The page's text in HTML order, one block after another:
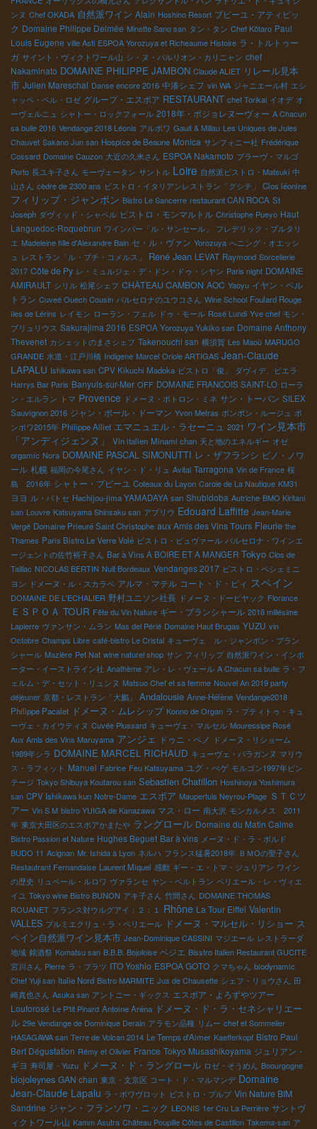
ンヌ Chef OKADA 自然派ワイン Alain Hoshino Resort プピーユ・アティピッ
ク Domaine Philippe Delmée Minette Sano san タン・タン Chef Kôtaro Paul
Louis Eugene ville Asti ESPOA Yorozuya et Richeaume Histoire ラ・トルトゥー
ガ サイント・ヴィクトワール山 シ・ヌ・パルリオン・カリニャン chef
Nakaminato DOMAINE PHILIPPE JAMBON Claude ALIET リレール見本
市 Julien Mareschal Danse encore 2016 中湊シェフ vin WA ジャニエール村 エシ
ャッペ・ベル・ロゼ グループ・エスポア RESTAURANT chef Torikai イオデ オ
ーヴェルニュ シャトー・ロックフォール 2018年・ボジョレヌーヴォー A Chacun
sa bulle 2016 Vendange 2018 Léonis アルボワ Gault & Millau Les Uniques de Jules
Chauvet Sakano Jun san Hospice de Beaune Monica サンフォニー社 Frédérique
Cossard Domaine Cauzon 大近の久米さん ESPOA Nakamoto ブラーヴ・マルゴ
Porto 長ユキ子さん モーヴェータン サントル Loire 自然派ビストロ・Matsuki 中
山さん cèdre de 2300 ans ビストロ・イタリアンレストラン「グシテ」 Clos léonine
フィリップ・ジャンボン Bistro Le Sancerre restaurant CAN ROCA St
Joseph ダヴィッド・シャペル ビストロ・モンマルトル Christophe Pueyo Haut
Languedoc-Roquebrun ワインバー「ル・サンセール」
フレデリック・プルタリ
エ Madeleine fille d'Alexandre Bain セ・ル・ヴァン Yorozuya へニング・オエッシ
ュ レストラン「ル・プチ・コメルス」 René Jean LEVAT Raymond Sorcellerie
2017 Côte de Py レ・ミュルジェ・デ・ドン・ドゥ・シヤン Paris night DOMAINE
AMIRAULT シリル 松尾シェフ CHÂTEAU CAMBON AOC Yaoyu イヤン・ベル
トラン Cuveé Ouech Cousin バルセロナのユウコさん Wine School Foulard Rouge
îles de Lérins レイモン ローラン・フェル ドゥ・モール Rosé Lundi Yve chef モン・
ブリュリウス Sakurajima 2016 ESPOA Yorozuya Yukiko san Domaine Anthony
Thevenet カシェットのまさシェフ Takenouchi san 横須賀 Les Maoù MARUGO
GRANDE 水道・江戸川橋 Indigene Marcel Oriole ARTIGAS Jean-Claude
LAPALU Ishikawa san CPV Kikuchi Madoka ビストロ「俊」
ダヴィデ、ピエラ
Harrys Bar Paris Banyuls-sur-Mer OFF DOMAINE FRANCOIS SAINT-LO ローラ
ン・エルラン トマ Provence ドメーヌ・ポトロン・ミネ サン・トーバン SILEX
Sauvignon 2016 ジャン・ポール・ドーマン Yvon Metras ポンポン・ルージュ ポ
ンポワ2015年 Philippe Alliet エマニュエル・ラセーニュ 2021 ワイン見本市
「アンディジェンヌ」
Vin italien Minami chan 天と地のエネルギー オゼ
orgamic Nora DOMAINE PASCAL SIMONUTTI レ・ザフランシ ピノ・ノワ
ール 札幌 福岡の今尾さん イヤン・ド・リュ Avital Tarragona Vin de France 桜
島 2016年 シャトー・プピーユ Coteaux du Layon Carole de La Nautique KM31
ヨヨ ル・バトセ Hachijou-jima YAMADAYA san Shubidoba Autriche BMO Kiritani
san Louvre Katsuyama Shinsaku san アブリウ Edouard Laffitte Jean-Marie
Vergé Domaine Prieuré Saint Christophe aux Amis des Vins Tours Fleurie the
Thames Paris Bistro Le Verre Volé ビストロ・ビュヴァール バルセロナ・ワインエ
ージェントの佐竹裕子さん Bar à Vins A BOIRE ET A MANGER Tokyo Clos de
Taillac NICOLAS BERTIN Nuit Bordeaux Vendanges 2017 ビストロ・ペシェミニ
ヨン ドメーヌ・ル・スカラベ アルマ・マテル コート・ド・ピィ スペイン
DOMAINE DE L'ECHALIER 野村ユニソン社長 ドメーヌ・ドーピヤック Florance
ＥＳＰＯＡ TOUR Fête du Vin Nature ギー・ブランシャール 2018 millésime
Lapierre ヴァンサン・ムラン Mas del Périé Domaine Haut Brugas YUZU vin
Octobre Champs Libre café-bistro Le Cristal キューヴェ ル・ジャンボン・ブラン
シャール Mazière Pet Nat wine naturel shop サン フィリップ 自然派ワイン・インポ
ーター・イーストライン社 Anathème アレ・レ・ヴェール A Chacun sa bulle ラ・フ
ェルム・デ・セット・リュンヌ Matsuo Chef et sa femme Nouvel An 2019 party
déjeuner 京都・レストラン「大鵬」 Andalousie Anne-Hélène Vendange2018
Philippe Pacalet ドメーヌ・ムレシップ Konno de Organ ラ・プティトゥ・キュ
ーヴェ・カイウティヌ Cuvée Plussard キューヴェ・マルセル Mouressipe Rosé
Aux Amis des Vins Maruyama アンジェ ドゥニ・ペノ
ドメーヌ・リショーム
1989年シラ DOMAINE MARCEL RICHAUD キューヴェ・バラガンヌ マリウ
ス・ラフィット Manuel Fabrice Feu Katsuyama ユグ・べゲ モルゴン1997年ビン
テージ Tokyo Shibuya Koutarou san Sebastien Chatillon Hoshinoya Yoshimura
san CPV Ishikawa kun Notre-Dame エスポア Maupertuis Neyrou-Plage ＳＴＣツ
アー Vin S M bistro YUIGA de Kanazawa マス・ロー 南大沢 モンカルメス 2011
年 東京大田区のエスポアかまたや ラングロール Domaine du Matin Calme
Bistro Passion et Nature Hughes Beguet Bar à vins メーヌ・ド・ラ・ボルド
BUDO 11 Acignan Mr. Ishida à Lyon ネルハ フランス猛暑2018年 ＢＭОの聖子さん
Restautrant Fernandaise Laurent Miquel 感動 ギー・エ・トマ・ジュリアン ワイン
の歴史 リュペール・ルロワ ヴァランセ ヤン・ベルトラン ペリエール・レ・ヴィエ
イユ Tokyo wine Bistro BUNON アキ子さん 竹間さん DOMAINE THOMAS
ROUANET フランス対ウルグアイ：２：１ Rhône La Tour Eiffel Valentin
VALLES プルミエクリュ・ラ・ペリエール ドメーヌ・マルセル・リショー ス
ペイン自然派ワイン見本市 Jean-Dominique CASSINI マジエール レストラーダ
地域 銘酒祭 Komatsu san B.B.B. Bojoloise ベジエ Bisstro Italien Restaurant GUCITE
宮川さん Pierre ラ・プラツ ITO Yoshio ESPOA GOTO クマちゃん biodynamic
Chef Yuji san Italie Nord Bistro MARMITE Jus de Chausette シェフ・リョウさん 田
崎真也さん Asuka san アントニー・ギックス エスポア・よろずやツアー
Louforosé Le P'tit Pinard Antoine Aréna ドメーヌ・ド・ラ・セネシャリエー
ル 29e Vendange de Dominique Derain アラモン品種 リムー chef et Sommelier
HASAGAWA san Terre de Volcan 2014 Le Temps d'Aimer Kaefferkopf Bistro Paul
Bert Dégustation Rémy et Olivier France Tokyo Musashikoyama ジュリアン・
ギヨ 寿司屋・Yuzu ドメーヌ・ド・ラングロール ロゼ・そうめん Boourgogne
biojoleynes GAN chan 東京・文京区 コート・ド・マルマンデ Domaine
Jean-Claude Lapalu ラ・ポワヴロット ビストロ・プルプ Vin Nature BIM
Sandrine ジャン・フランソワ・ニック LEONIS 1er Cru La Perrière サントヴ
ィクトワール山 Kamm Asutra Château Poupille Côtes de Castillon Takema-san ア